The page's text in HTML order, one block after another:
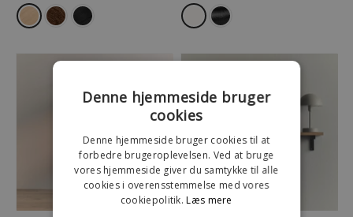
Denne hjemmeside bruger
cookies
Denne hjemmeside bruger cookies til at
forbedre brugeroplevelsen. Ved at bruge
vores hjemmeside giver du samtykke til alle
cookies i overensstemmelse med vores
cookiepolitik.Læs mere